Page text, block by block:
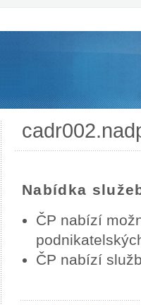
Nabídka
ČP nabízí
ČP nabízí